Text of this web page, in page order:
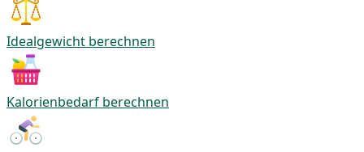
Idealgewicht berechnen
Kalorienbedarf berechnen